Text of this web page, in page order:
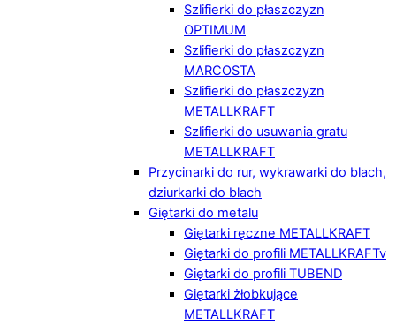
Szlifierki do płaszczyzn
OPTIMUM
Szlifierki do płaszczyzn
MARCOSTA
Szlifierki do płaszczyzn
METALLKRAFT
Szlifierki do usuwania gratu
METALLKRAFT
Przycinarki do rur, wykrawarki do blach,
dziurkarki do blach
Giętarki do metalu
Giętarki ręczne METALLKRAFT
Giętarki do profili METALLKRAFTv
Giętarki do profili TUBEND
Giętarki żłobkujące
METALLKRAFT